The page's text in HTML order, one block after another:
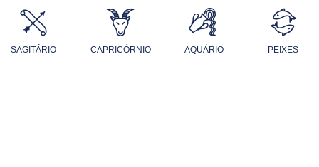
SAGITÁRIO CAPRICÓRNIO AQUÁRIO PEIXES